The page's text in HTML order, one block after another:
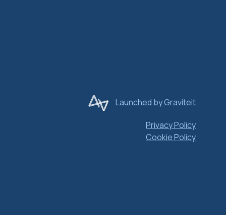
Launched by Graviteit
Privacy Policy
Cookie Policy